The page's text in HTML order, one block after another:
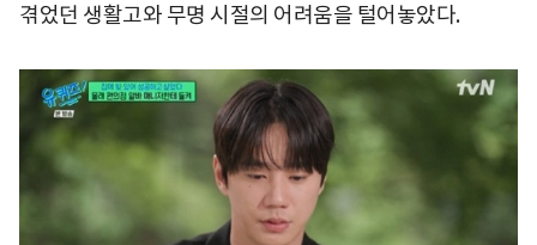
겪었던 생활고와 무명 시절의 어려움을 털어놓았다.